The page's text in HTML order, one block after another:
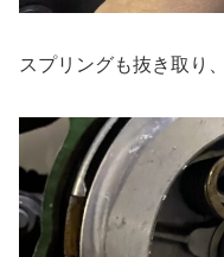
スプリングも抜き取り